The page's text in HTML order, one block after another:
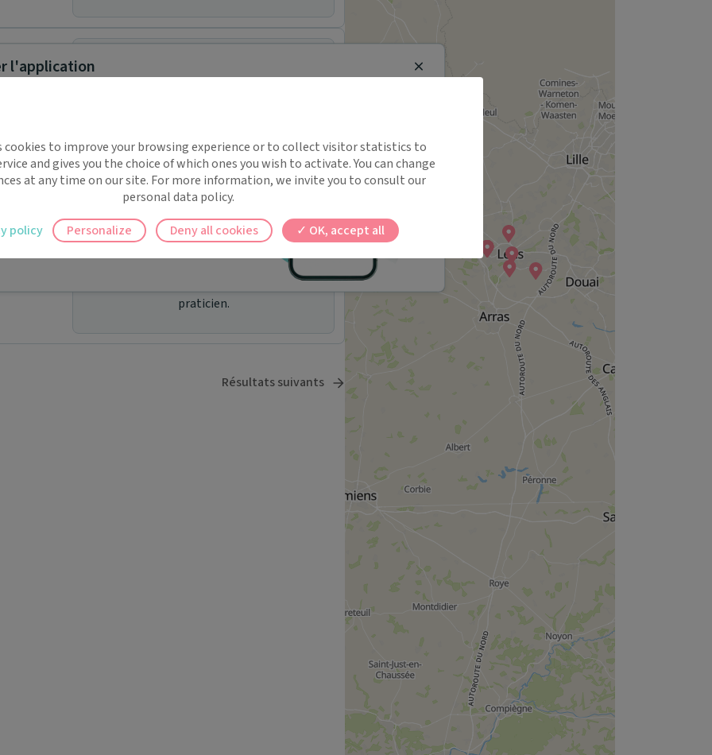
Pas de rendez-vous en ligne pour ce
praticien.
Pas de rendez-vous en ligne pour ce
praticien.
Résultats suivants
l'application
!
rappels automatiques pour ne plus rien
Close
cookies to improve your browsing experience or to collect visitor statistics to
and gives you the choice of which ones you wish to activate. You can change
at any time on our site. For more information, we invite you to consult our
personal data policy.
OK, accept all
Deny all cookies
Personalize
policy